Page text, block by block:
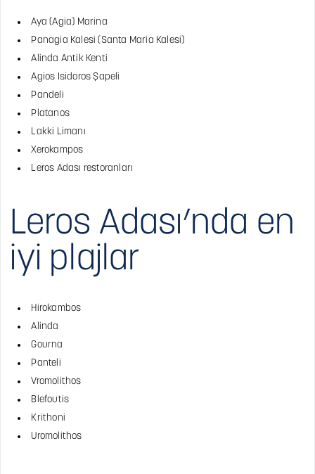
Aya (Agia) Marina
Panagia Kalesi (Santa Maria Kalesi)
Alinda Antik Kenti
Agios Isidoros Şapeli
Pandeli
Platanos
Lakki Limanı
Xerokampos
Leros Adası restoranları
Leros Adası’nda en
iyi plajlar
Hirokambos
Alinda
Gourna
Panteli
Vromolithos
Blefoutis
Krithoni
Uromolithos